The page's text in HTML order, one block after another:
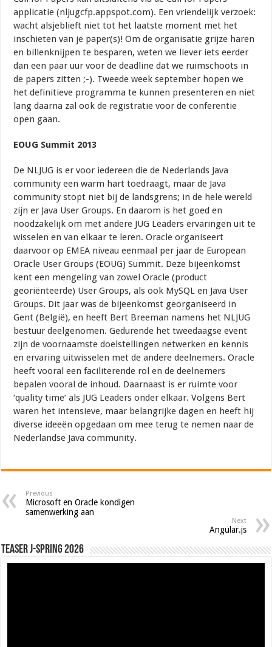
applicatie (nljugcfp.appspot.com). Een vriendelijk verzoek:
wacht alsjeblieft niet tot het laatste moment met het
inschieten van je paper(s)! Om de organisatie grijze haren
en billenknijpen te besparen, weten we liever iets eerder
dan een paar uur voor de deadline dat we ruimschoots in
de papers zitten ;-). Tweede week september hopen we
het definitieve programma te kunnen presenteren en niet
lang daarna zal ook de registratie voor de conferentie
open gaan.
EOUG Summit 2013
De NLJUG is er voor iedereen die de Nederlands Java
community een warm hart toedraagt, maar de Java
community stopt niet bij de landsgrens; in de hele wereld
zijn er Java User Groups. En daarom is het goed en
noodzakelijk om met andere JUG Leaders ervaringen uit te
wisselen en van elkaar te leren. Oracle organiseert
daarvoor op EMEA niveau eenmaal per jaar de European
Oracle User Groups (EOUG) Summit. Deze bijeenkomst
kent een mengeling van zowel Oracle (product
georiënteerde) User Groups, als ook MySQL en Java User
Groups. Dit jaar was de bijeenkomst georganiseerd in
Gent (België), en heeft Bert Breeman namens het NLJUG
bestuur deelgenomen. Gedurende het tweedaagse event
zijn de voornaamste doelstellingen netwerken en kennis
en ervaring uitwisselen met de andere deelnemers. Oracle
heeft vooral een faciliterende rol en de deelnemers
bepalen vooral de inhoud. Daarnaast is er ruimte voor
‘quality time’ als JUG Leaders onder elkaar. Volgens Bert
waren het intensieve, maar belangrijke dagen en heeft hij
diverse ideeën opgedaan om mee terug te nemen naar de
Nederlandse Java community.
Previous
Microsoft en Oracle kondigen
samenwerking aan
Next
Angular.js
Teaser J-Spring 2026